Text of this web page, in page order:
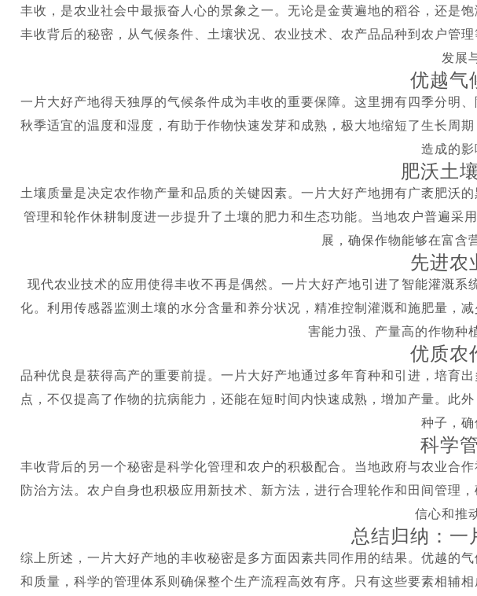
丰收，是农业社会中最振奋人心的景象之一。无论是金黄遍地的稻谷，还是
丰收背后的秘密，从气候条件、土壤状况、农业技术、农产品品种到农户管
发展
优越气
一片大好产地得天独厚的气候条件成为丰收的重要保障。这里拥有四季分明
秋季适宜的温度和湿度，有助于作物快速发芽和成熟，极大地缩短了生长周
造成的影
肥沃土
土壤质量是决定农作物产量和品质的关键因素。一片大好产地拥有广袤肥沃
管理和轮作休耕制度进一步提升了土壤的肥力和生态功能。当地农户普遍
展，确保作物能够在富含
先进农
现代农业技术的应用使得丰收不再是偶然。一片大好产地引进了智能灌溉
化。利用传感器监测土壤的水分含量和养分状况，精准控制灌溉和施肥量，
害能力强、产量高的作物种
优质农
品种优良是获得高产的重要前提。一片大好产地通过多年育种和引进，培育
点，不仅提高了作物的抗病能力，还能在短时间内快速成熟，增加产量。此
种子，确
科学
丰收背后的另一个秘密是科学化管理和农户的积极配合。当地政府与农业合
防治方法。农户自身也积极应用新技术、新方法，进行合理轮作和田间管理
信心和推
总结归纳：一
综上所述，一片大好产地的丰收秘密是多方面因素共同作用的结果。优越的
和质量，科学的管理体系则确保整个生产流程高效有序。只有这些要素相辅